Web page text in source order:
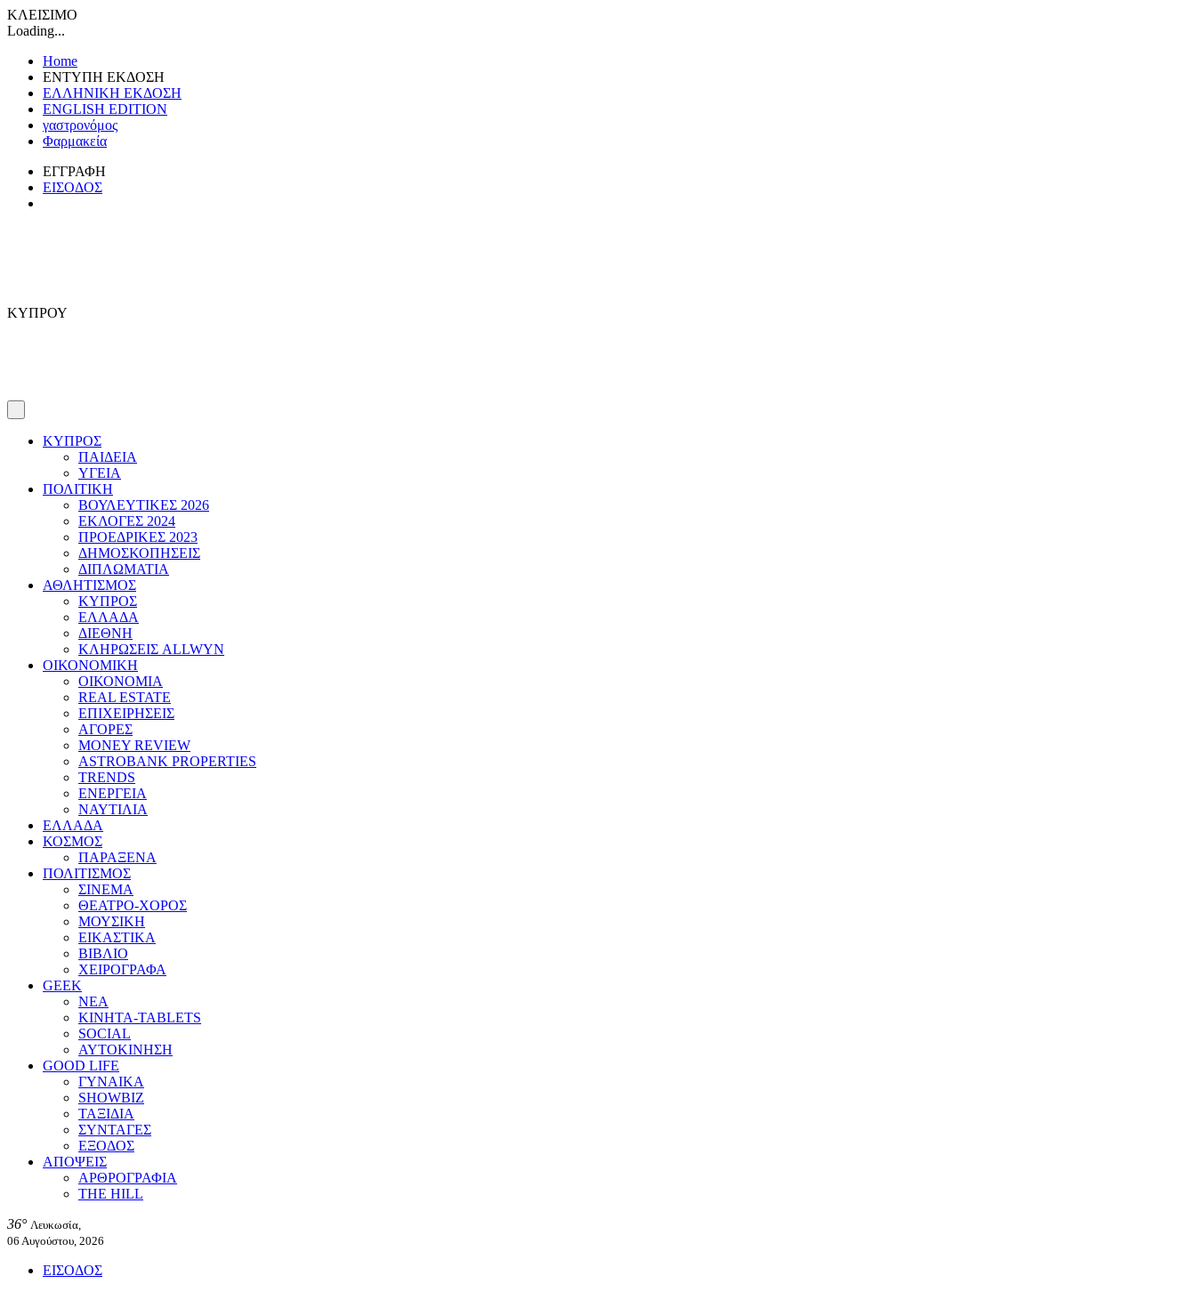
ΚΛΕΙΣΙΜΟ
Loading...
Home
ΕΝΤΥΠΗ ΕΚΔΟΣΗ
ΕΛΛΗΝΙΚΗ ΕΚΔΟΣΗ
ENGLISH EDITION
γαστρονόμος
Φαρμακεία
ΕΓΓΡΑΦΗ
ΕΙΣΟΔΟΣ
ΚΥΠΡΟΥ
ΚΥΠΡΟΣ
ΠΑΙΔΕΙΑ
ΥΓΕΙΑ
ΠΟΛΙΤΙΚΗ
ΒΟΥΛΕΥΤΙΚΕΣ 2026
ΕΚΛΟΓΕΣ 2024
ΠΡΟΕΔΡΙΚΕΣ 2023
ΔΗΜΟΣΚΟΠΗΣΕΙΣ
ΔΙΠΛΩΜΑΤΙΑ
ΑΘΛΗΤΙΣΜΟΣ
ΚΥΠΡΟΣ
ΕΛΛΑΔΑ
ΔΙΕΘΝΗ
ΚΛΗΡΩΣΕΙΣ ALLWYN
ΟΙΚΟΝΟΜΙΚΗ
ΟΙΚΟΝΟΜΙΑ
REAL ESTATE
ΕΠΙΧΕΙΡΗΣΕΙΣ
ΑΓΟΡΕΣ
MONEY REVIEW
ASTROBANK PROPERTIES
TRENDS
ΕΝΕΡΓΕΙΑ
ΝΑΥΤΙΛΙΑ
ΕΛΛΑΔΑ
ΚΟΣΜΟΣ
ΠΑΡΑΞΕΝΑ
ΠΟΛΙΤΙΣΜΟΣ
ΣΙΝΕΜΑ
ΘΕΑΤΡΟ-ΧΟΡΟΣ
ΜΟΥΣΙΚΗ
ΕΙΚΑΣΤΙΚΑ
ΒΙΒΛΙΟ
ΧΕΙΡΟΓΡΑΦΑ
GEEK
ΝΕΑ
ΚΙΝΗΤΑ-TABLETS
SOCIAL
ΑΥΤΟΚΙΝΗΣΗ
GOOD LIFE
ΓΥΝΑΙΚΑ
SHOWBIZ
ΤΑΞΙΔΙΑ
ΣΥΝΤΑΓΕΣ
ΕΞΟΔΟΣ
ΑΠΟΨΕΙΣ
ΑΡΘΡΟΓΡΑΦΙΑ
THE HILL
36° Λευκωσία,
06 Αυγούστου, 2026
ΕΙΣΟΔΟΣ